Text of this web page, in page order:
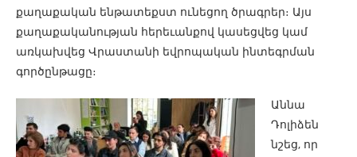
քաղաքական ենթատեքստ ունեցող ծրագրեր։ Այս
քաղաքականության հերեւանքով կասեցվեց կամ
առկախվեց Վրաստանի եվրոպական ինտեգրման
գործընթացը։
Աննա
Դոլիձեն
նշեց, որ